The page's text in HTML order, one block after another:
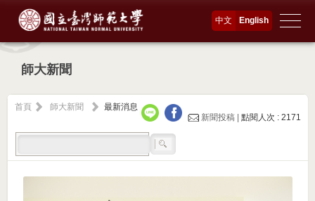
English
中文
師大新聞
首頁 師大新聞
最新消息
新聞投稿 |點閱人次 : 2171